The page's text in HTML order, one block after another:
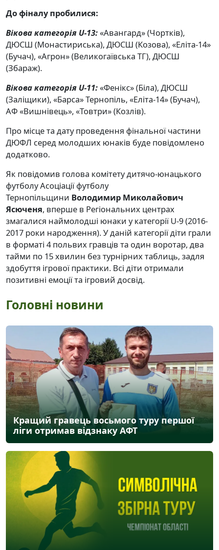
До фіналу пробилися:
Вікова категорія U-13:«Авангард» (Чортків),
ДЮСШ (Монастириська), ДЮСШ (Козова), «Еліта-14»
(Бучач), «Агрон» (Великогаївська ТГ), ДЮСШ
(Збараж).
Вікова категорія U-11:«Фенікс» (Біла), ДЮСШ
(Заліщики), «Барса» Тернопіль, «Еліта-14» (Бучач),
АФ «Вишнівець», «Товтри» (Козлів).
Про місце та дату проведення фінальної частини
ДЮФЛ серед молодших юнаків буде повідомлено
додатково.
Як повідомив голова комітету дитячо-юнацького
футболу Асоціації футболу
Тернопільщини Володимир Миколайович
Ясюченя, вперше в Регіональних центрах
змагалися наймолодші юнаки у категорії U-9 (2016-
2017 роки народження). У даній категорії діти грали
в форматі 4 польвих гравців та один воротар, два
тайми по 15 хвилин без турнірних таблиць, задля
здобуття ігрової практики. Всі діти отримали
позитивні емоції та ігровий досвід.
Головні новини
Кращий гравець восьмого туру першої
ліги отримав відзнаку АФТ